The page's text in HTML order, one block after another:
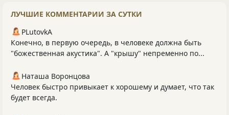
ЛУЧШИЕ КОММЕНТАРИИ ЗА СУТКИ
PLutоvkА
Конечно, в первую очередь, в человеке должна быть
"божественная акустика". А "крышу" непременно по...
Наташа Воронцова
Человек быстро привыкает к хорошему и думает, что так
будет всегда.